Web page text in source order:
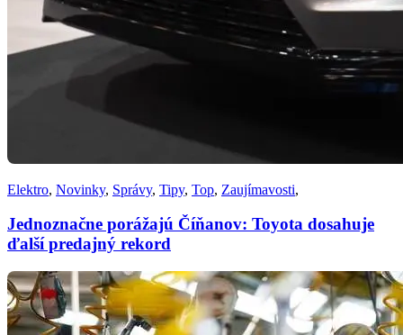
Elektro, Novinky, Správy, Tipy, Top, Zaujímavosti,
Jednoznačne porážajú Číňanov: Toyota dosahuje
ďalší predajný rekord